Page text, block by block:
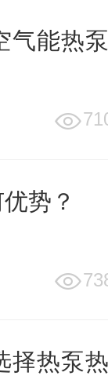
气能热
势？
择热泵